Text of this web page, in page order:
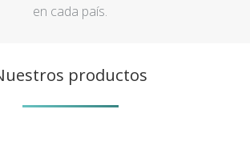
en cada país.
productos